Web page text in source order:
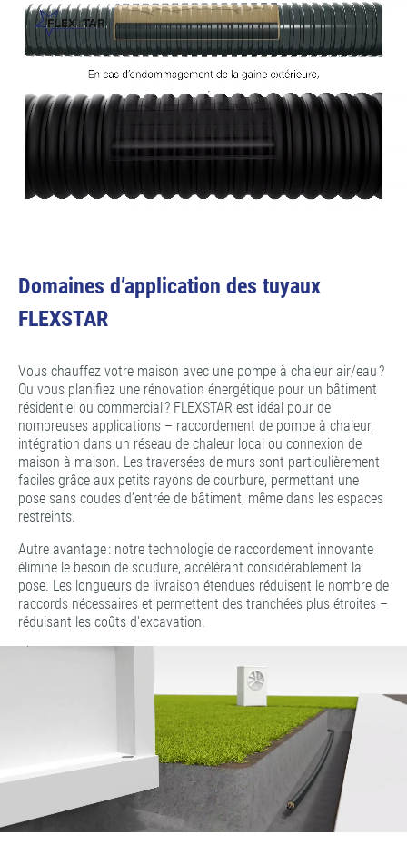
Domaines d’application des tuyaux
FLEXSTAR
Vous chauffez votre maison avec une pompe à chaleur air/eau ?
Ou vous planifiez une rénovation énergétique pour un bâtiment
résidentiel ou commercial ? FLEXSTAR est idéal pour de
nombreuses applications – raccordement de pompe à chaleur,
intégration dans un réseau de chaleur local ou connexion de
maison à maison. Les traversées de murs sont particulièrement
faciles grâce aux petits rayons de courbure, permettant une
pose sans coudes d’entrée de bâtiment, même dans les espaces
restreints.
Autre avantage : notre technologie de raccordement innovante
élimine le besoin de soudure, accélérant considérablement la
pose. Les longueurs de livraison étendues réduisent le nombre de
raccords nécessaires et permettent des tranchées plus étroites –
réduisant les coûts d'excavation.